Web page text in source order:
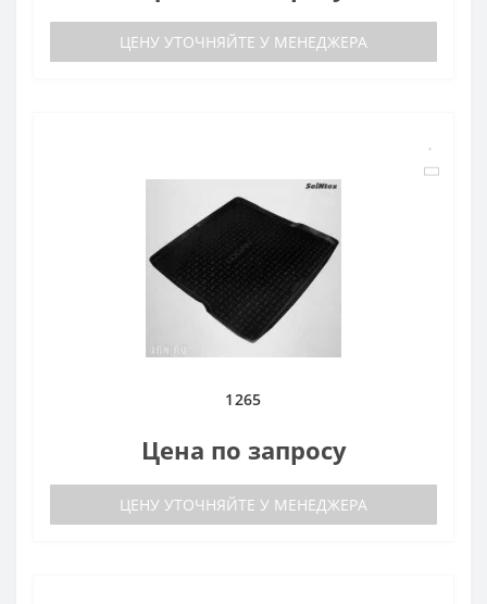
ЦЕНУ УТОЧНЯЙТЕ У МЕНЕДЖЕРА
1265
Цена по запросу
ЦЕНУ УТОЧНЯЙТЕ У МЕНЕДЖЕРА